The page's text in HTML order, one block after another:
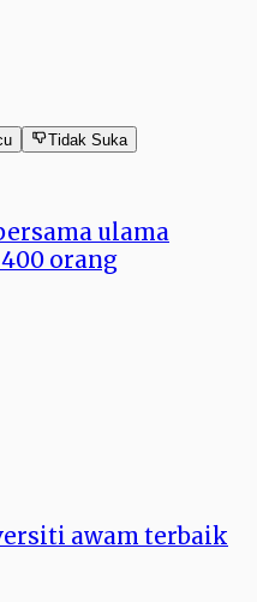
Tidak Suka
ulama
orang
awam terbaik